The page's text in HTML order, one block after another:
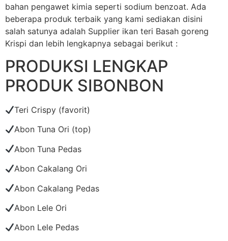
bahan pengawet kimia seperti sodium benzoat. Ada
beberapa produk terbaik yang kami sediakan disini
salah satunya adalah Supplier ikan teri Basah goreng
Krispi dan lebih lengkapnya sebagai berikut :
PRODUKSI LENGKAP
PRODUK SIBONBON
Teri Crispy (favorit)
Abon Tuna Ori (top)
Abon Tuna Pedas
Abon Cakalang Ori
Abon Cakalang Pedas
Abon Lele Ori
Abon Lele Pedas